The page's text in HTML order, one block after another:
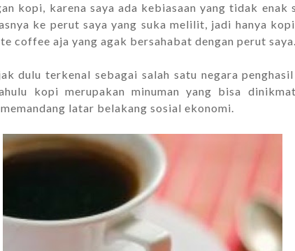
kopi, karena saya ada kebiasaan yang tidak enak
ke perut saya yang suka melilit, jadi hanya
coffee aja yang agak bersahabat dengan perut saya.
dulu terkenal sebagai salah satu negara
kopi merupakan minuman yang bisa
latar belakang sosial ekonomi.